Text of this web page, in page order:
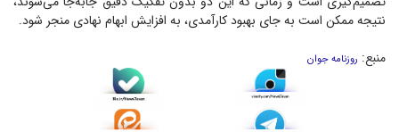
نتیجه ممکن است به جای بهبود کارآمدی، به افزایش ابهام نهادی منجر شود.
منبع: روزنامه جوان